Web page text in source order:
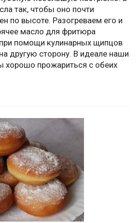
так, чтобы оно почти
по высоте. Разогреваем его и
масло для фритюра
помощи кулинарных щипцов
другую сторону. В идеале наши
прожариться с обеих